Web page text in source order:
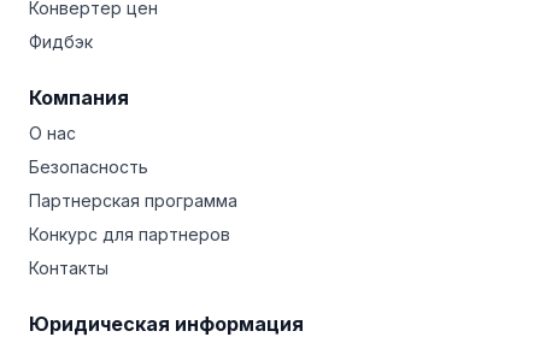
Конвертер цен
Фидбэк
Компания
О нас
Безопасность
Партнерская программа
Конкурс для партнеров
Контакты
Юридическая информация